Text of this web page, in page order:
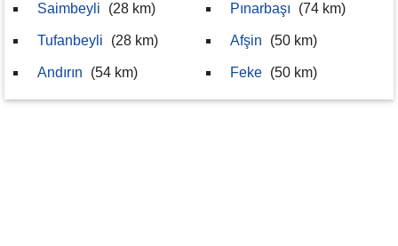
Saimbeyli (28 km)
Tufanbeyli (28 km)
Andırın (54 km)
Pınarbaşı (74 km)
Afşin (50 km)
Feke (50 km)